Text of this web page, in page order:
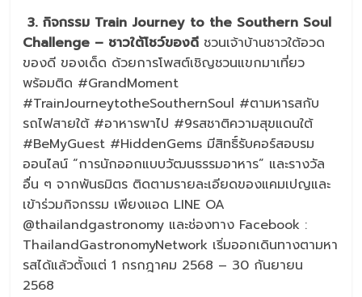
3. กิจกรรม Train Journey to the Southern Soul
Challenge – ชาวใต้โชว์ของดี ชวนเจ้าบ้านชาวใต้อวด
ของดี ของเด็ด ด้วยการโพสต์เชิญชวนแขกมาเที่ยว
พร้อมติด #GrandMoment
#TrainJourneytotheSouthernSoul #ตามหารสกับ
รถไฟสายใต้ #อาหารพาไป #9รสชาติความสุขแดนใต้
#BeMyGuest #HiddenGems มีสิทธิ์รับคอร์สอบรม
ออนไลน์ “การนักออกแบบวัฒนธรรมอาหาร” และรางวัล
อื่น ๆ จากพันธมิตร ติดตามรายละเอียดของแคมเปญและ
เข้าร่วมกิจกรรม เพียงแอด LINE OA
@thailandgastronomy และช่องทาง Facebook :
ThailandGastronomyNetwork เริ่มออกเดินทางตามหา
รสได้แล้วตั้งแต่ 1 กรกฎาคม 2568 – 30 กันยายน
2568